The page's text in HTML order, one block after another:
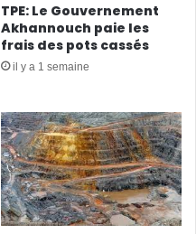
TPE: Le Gouvernement
Akhannouch paie les
frais des pots cassés
il y a 1 semaine